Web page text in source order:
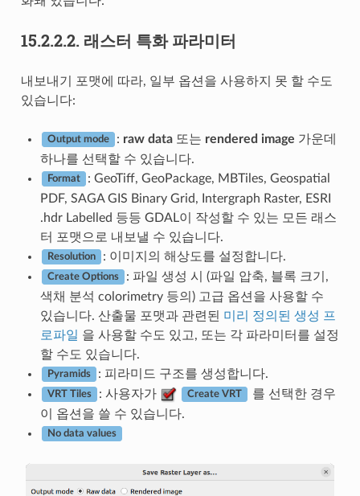
15.2.2.2. 래스터 특화 파라미터
내보내기 포맷에 따라, 일부 옵션을 사용하지 못 할 수도
있습니다:
Output mode : raw data또는 rendered image 가운데
하나를 선택할 수 있습니다.
Format
: GeoTiff, GeoPackage, MBTiles, Geospatial
PDF, SAGA GIS Binary Grid, Intergraph Raster, ESRI
.hdr Labelled 등등 GDAL이 작성할 수 있는 모든 래스
터 포맷으로 내보낼 수 있습니다.
Resolution : 이미지의 해상도를 설정합니다.
Create Options
: 파일 생성 시 (파일 압축, 블록 크기,
색채 분석 colorimetry 등의) 고급 옵션을 사용할 수
있습니다. 산출물 포맷과 관련된 미리 정의된 생성 프
로파일 을 사용할 수도 있고, 또는 각 파라미터를 설정
할 수도 있습니다.
Pyramids : 피라미드 구조를 생성합니다.
VRT Tiles : 사용자가 Create VRT
를 선택한 경우
이 옵션을 쓸 수 있습니다.
No data values